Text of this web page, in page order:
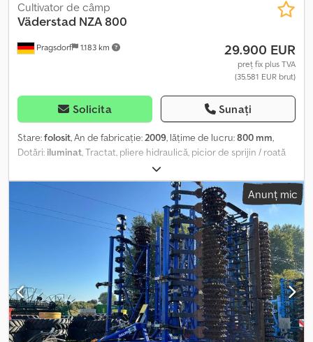
Pragsdorf 1.183 km
Cultivator de câmp
Väderstad NZA 800
29.900 EUR
preț fix plus TVA
(35.581 EUR brut)
Solicita Sunați
Stare:folosit, An de fabricație:2009, lăţime de lucru:800 mm,
Dotări: iluminat, Tractat, pliere hidraulică, picior de sprijin / roată
de sprijin, rolă_____stare bună, gata de utilizare imediată, locație:
client Dsdpoyr U Irofx Amisck
Anunț mic